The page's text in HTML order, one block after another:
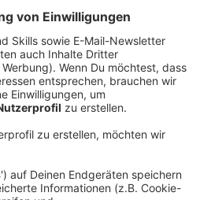
und Schülerhilfe
Schülerhilfebieten bei uns in